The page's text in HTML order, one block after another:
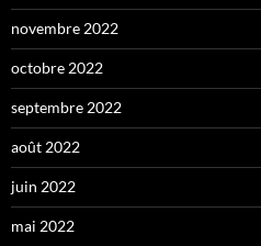
novembre 2022
octobre 2022
septembre 2022
août 2022
juin 2022
mai 2022